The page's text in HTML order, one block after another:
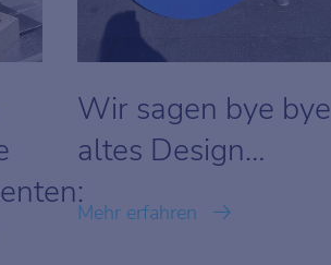
Wir sagen bye bye
altes Design…
Mehr erfahren